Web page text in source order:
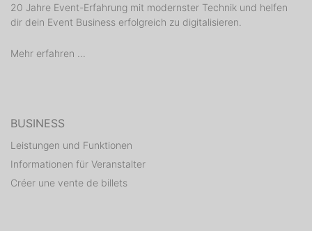
20 Jahre Event-Erfahrung mit modernster Technik und helfen
dir dein Event Business erfolgreich zu digitalisieren.
Mehr erfahren ...
BUSINESS
Leistungen und Funktionen
Informationen für Veranstalter
Créer une vente de billets